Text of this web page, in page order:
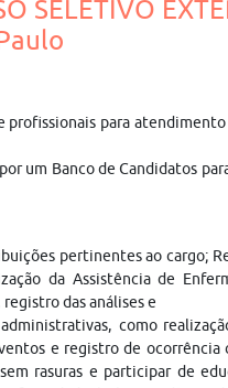
SELETIVO
para
um Banco de Candidatos
pertinentes ao cargo;
da Assistência de
das análises e
como
e registro de
rasuras e participar de